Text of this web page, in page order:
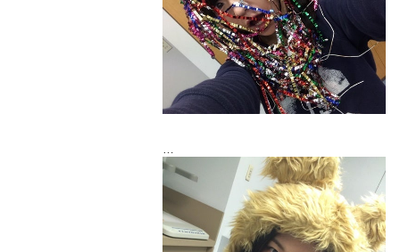
控え室であべみほさんからタイのお土産を
貰いました(^ ^)
ライオンさん♡かわいい！